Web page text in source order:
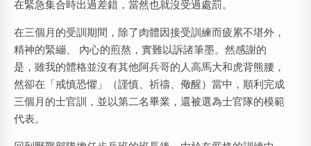
在緊急集合時出過差錯，當然也就沒受過處罰。
在三個月的受訓期間，除了肉體因接受訓練而疲累不堪外，
精神的緊繃、 內心的煎熬，實難以訴諸筆墨。然感謝的
是，雖我的體格並沒有其他阿兵哥的人高馬大和虎背熊腰，
然卻在「戒慎恐懼」（謹慎、祈禱、儆醒）當中，順利完成
三個月的士官訓，並以第二名畢業，還被選為士官隊的模範
代表。